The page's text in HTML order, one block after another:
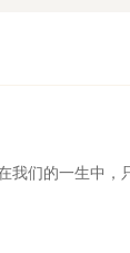
我们的一生中，